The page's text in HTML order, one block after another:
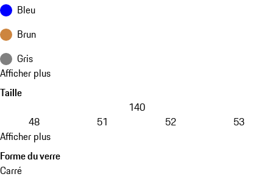
Bleu
Brun
Gris
Afficher plus
Taille
140
48
51 52
53
Afficher plus
Forme du verre
Carré